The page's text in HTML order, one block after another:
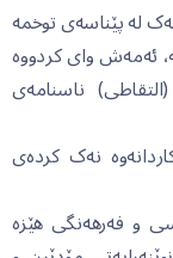
له پێناسەی توخمه
ئەمەش وای کردووه
ناسنامەی
نەک کردەی
و فەرهەنگی هێزە